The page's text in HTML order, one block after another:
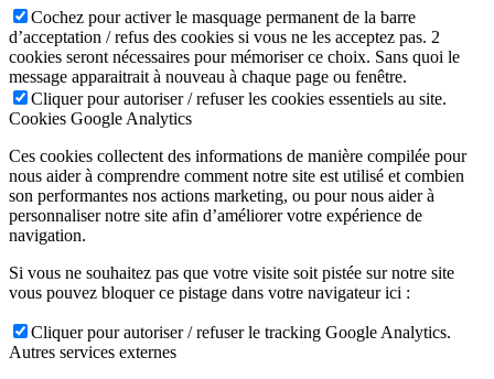
Cochez pour activer le masquage permanent de la barre
d’acceptation / refus des cookies si vous ne les acceptez pas. 2
cookies seront nécessaires pour mémoriser ce choix. Sans quoi le
message apparaitrait à nouveau à chaque page ou fenêtre.
Cliquer pour autoriser / refuser les cookies essentiels au site.
Cookies Google Analytics
Ces cookies collectent des informations de manière compilée pour
nous aider à comprendre comment notre site est utilisé et combien
son performantes nos actions marketing, ou pour nous aider à
personnaliser notre site afin d’améliorer votre expérience de
navigation.
Si vous ne souhaitez pas que votre visite soit pistée sur notre site
vous pouvez bloquer ce pistage dans votre navigateur ici :
Cliquer pour autoriser / refuser le tracking Google Analytics.
Autres services externes